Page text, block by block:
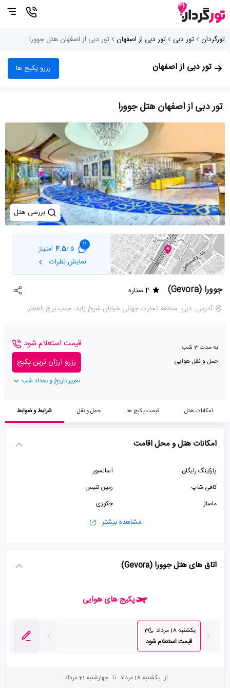
تورگردان تور دبی تور دبی از اصفهان تور دبی از اصفهان هتل جوورا
تور دبی از اصفهان رزرو پکیج ها
تور دبی از اصفهان هتل جوورا
بررسی هتل
11
5 /
4.5 امتیاز
نمایش نظرات
جوورا (Gevora)
4 ستاره
آدرس: دبی، منطقه تجارت جهانی خیابان شیخ زاید، جنب برج العطار
به مدت 3 شب
حمل و نقل هوایی
قیمت استعلام شود
رزرو ارزان ترین پکیج
تغییر تاریخ و تعداد شب
امکانات هتل قیمت پکیج ها حمل و نقل شرایط و ضوابط
امکانات هتل و محل اقامت
پارکینگ رایگان
آسانسور
کافی شاپ
زمین تنیس
ماساژ
جکوزی
مشاهده بیشتر
اتاق های هتل جوورا (Gevora)
پکیج های هوایی
یکشنبه 18 مرداد
3
قیمت استعلام شود
از یکشنبه 18 مرداد تا چهارشنبه 21 مرداد